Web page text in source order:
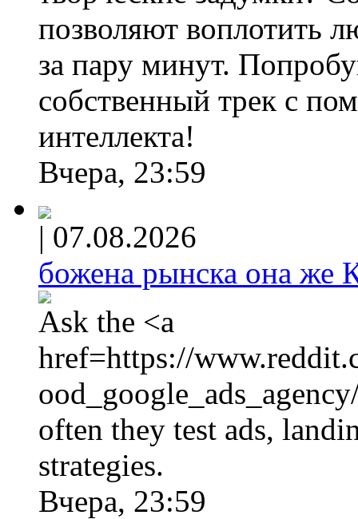
позволяют воплотить
за пару минут.
собственный трек с
интеллекта!
Вчера, 23:59
| 07.08.2026
божена рынска она
Ask the <a
href=https://
often they test ads,
strategies.
Вчера, 23:59